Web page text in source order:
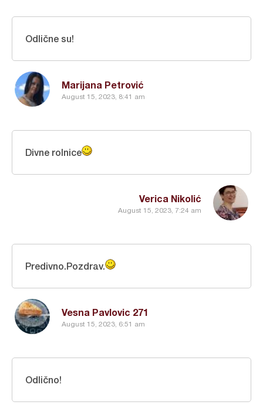
Marijana Petrović
August 15, 2023, 8:41 am
Odlične su!
Verica Nikolić
August 15, 2023, 7:24 am
Divne rolnice
Vesna Pavlovic 271
August 15, 2023, 6:51 am
Predivno.Pozdrav.
Odlično!